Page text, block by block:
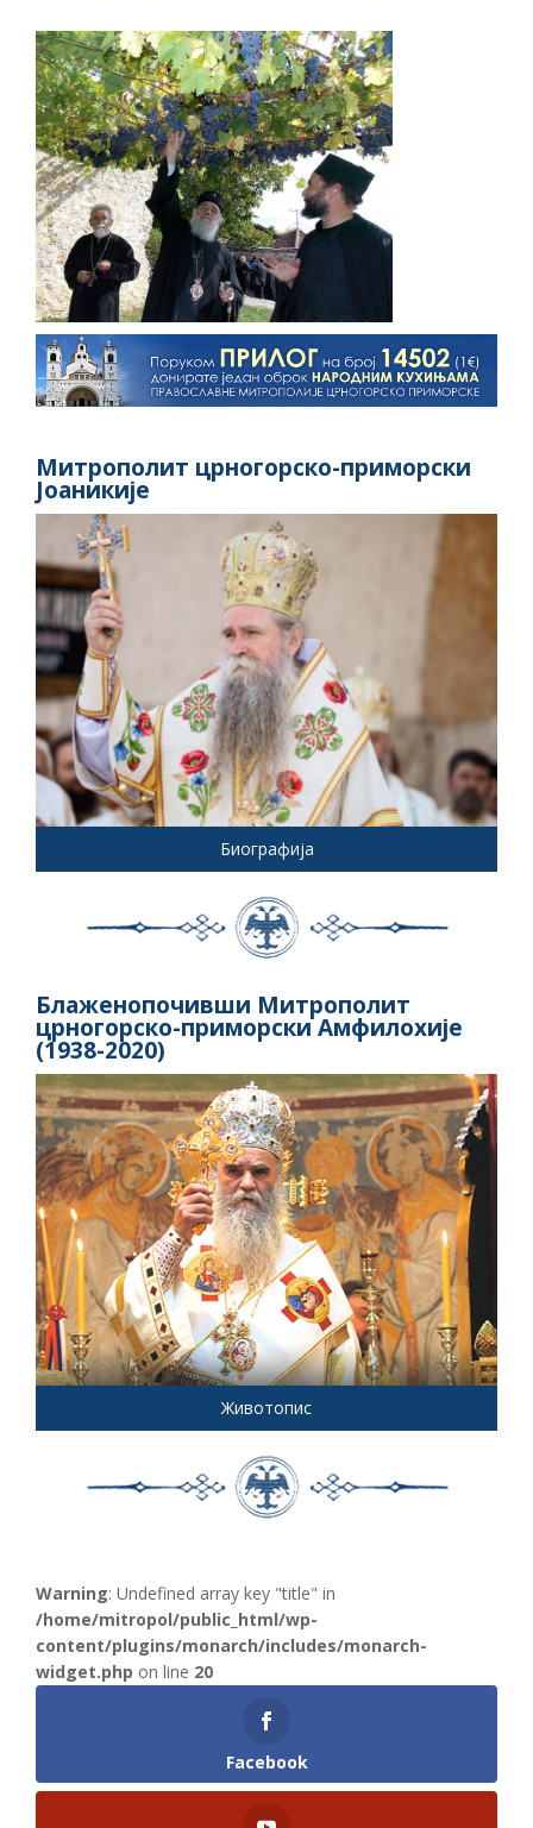
Митрополит црногорско-приморски
Јоаникије
Биографија
Блаженопочивши Митрополит
црногорско-приморски Амфилохије
(1938-2020)
Животопис
Warning: Undefined array key "title" in
/home/mitropol/public_html/wp-
content/plugins/monarch/includes/monarch-
widget.php on line 20
Facebook